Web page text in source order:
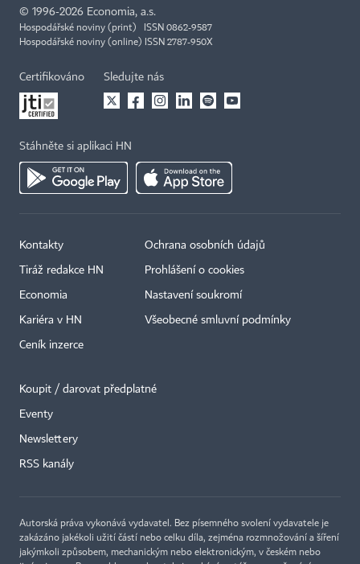
© 1996-2026 Economia, a.s.
Hospodářské noviny (print) ISSN 0862-9587
Hospodářské noviny (online) ISSN 2787-950X
Certifikováno Sledujte nás
Stáhněte si aplikaci HN
Kontakty
Tiráž redakce HN
Economia
Kariéra v HN
Ceník inzerce
Ochrana osobních údajů
Prohlášení o cookies
Nastavení soukromí
Všeobecné smluvní podmínky
Koupit / darovat předplatné
Eventy
Newslettery
RSS kanály
Autorská práva vykonává vydavatel. Bez písemného svolení vydavatele je
zakázáno jakékoli užití částí nebo celku díla, zejména rozmnožování a šíření
jakýmkoli způsobem, mechanickým nebo elektronickým, v českém nebo